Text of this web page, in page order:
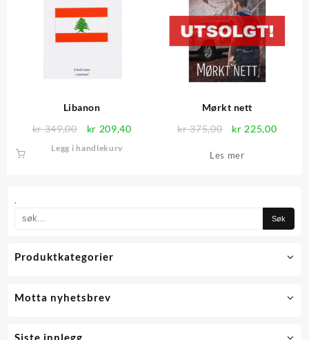
.
Produktkategorier
Motta nyhetsbrev
Siste innlegg
Libanon
kr349,00
Opprinnelig
pris
kr 209,40Nåværende
Legg i handlekurv
Mørkt nett
kr375,00
Opprinnelig
var:
kr 225,00
Les mer